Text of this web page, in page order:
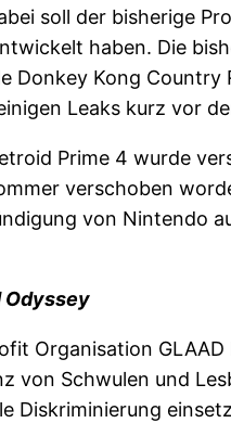
soll der bisherige
haben. Die
Donkey Kong
Leaks kurz vor
Prime 4 wurde
verschoben
von Nintendo
Odyssey
Organisation
von Schwulen und
Diskriminierung